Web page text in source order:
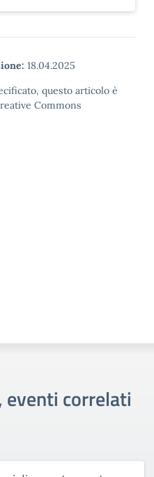
18.04.2025
questo articolo è
Commons
eventi correlati